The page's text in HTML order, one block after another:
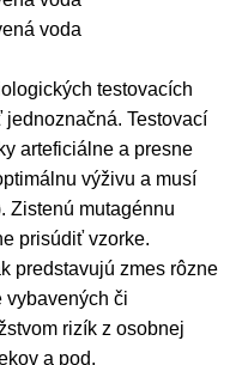
voda
testovacích
Testovací
arteficiálne a presne
výživu a musí
Zistenú mutagénnu
prisúdiť vzorke.
predstavujú zmes rôzne
vybavených či
rizík z osobnej
a pod.